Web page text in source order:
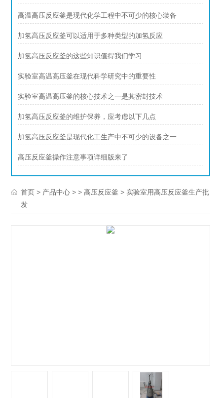
高温高压反应釜是现代化学工程中不可少的核心装备
加氢高压反应釜可以适用于多种类型的加氢反应
加氢高压反应釜的这些知识值得我们学习
实验室高温高压釜在现代科学研究中的重要性
实验室高温高压釜的核心技术之一是其密封技术
加氢高压反应釜的维护保养，应考虑以下几点
加氢高压反应釜是现代化工生产中不可少的设备之一
高压反应釜操作注意事项详细版来了
首页 > 产品中心 > >高压反应釜 > 实验室用高压反应釜生产批
发